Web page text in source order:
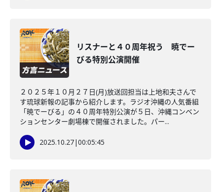
リスナーと４０周年祝う 暁でー
びる特別公演開催
２０２５年１０月２７日(月)放送回担当は上地和夫さんで
す琉球新報の記事から紹介します。ラジオ沖縄の人気番組
「暁でーびる」の４０周年特別公演が５日、沖縄コンベン
ションセンター劇場棟で開催されました。パー...
2025.10.27|00:05:45